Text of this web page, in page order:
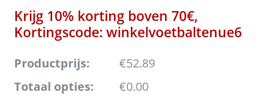
Krijg 10% korting boven 70€,
Kortingscode: winkelvoetbaltenue6
Productprijs:
€52.89
Totaal opties:
€0.00